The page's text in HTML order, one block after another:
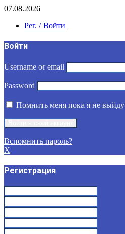
07.08.2026
Рег. / Войти
Войти
Username or email
Password
Помнить меня пока я не выйду
Вспомнить пароль?
X
Регистрация